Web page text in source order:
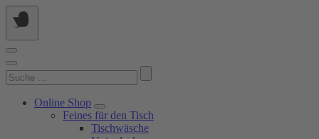
Springe
zum
Suchen
nach:
Online Shop
Feines für den Tisch
Tischwäsche